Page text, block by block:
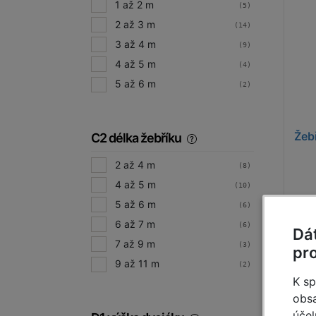
1 až 2 m (5)
2 až 3 m (14)
3 až 4 m (9)
4 až 5 m (4)
5 až 6 m (2)
C2 délka žebříku
2 až 4 m (8)
4 až 5 m (10)
5 až 6 m (6)
6 až 7 m (6)
7 až 9 m (3)
9 až 11 m (2)
do 2
K